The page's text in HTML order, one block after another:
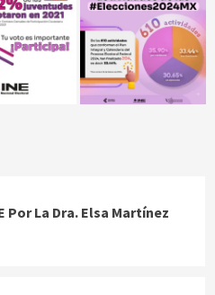
Por La Dra. Elsa Martínez